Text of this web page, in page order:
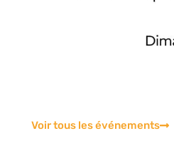
Voir tous les événements